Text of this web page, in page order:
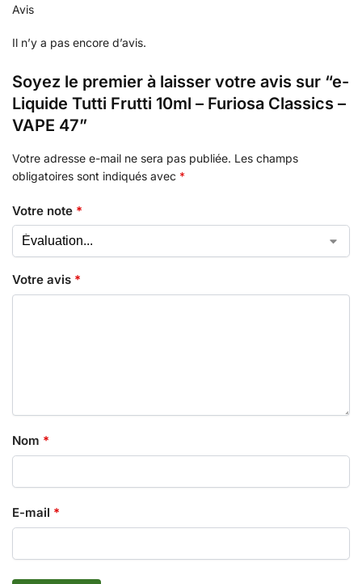
Avis
Il n’y a pas encore d’avis.
Soyez le premier à laisser votre avis sur “e-
Liquide Tutti Frutti 10ml – Furiosa Classics –
VAPE 47”
Votre adresse e-mail ne sera pas publiée. Les champs
obligatoires sont indiqués avec *
Votre note *
Votre avis *
Nom *
E-mail *